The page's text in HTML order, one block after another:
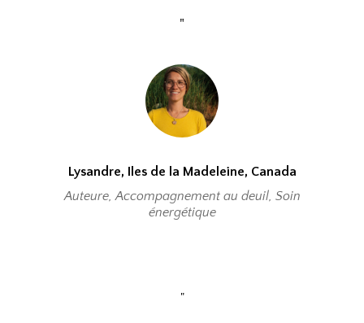
"
Lysandre, Iles de la Madeleine, Canada
Auteure, Accompagnement au deuil, Soin
énergétique
"